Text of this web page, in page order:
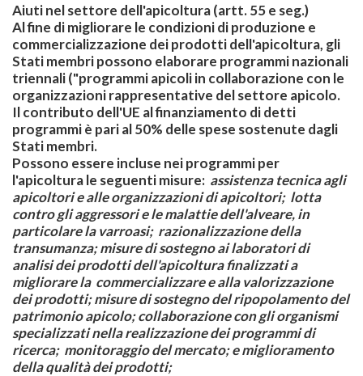
Aiuti nel settore dell'apicoltura(artt. 55 e seg.)
Al fine di migliorare le condizioni di produzione e
commercializzazione dei prodotti dell'apicoltura, gli
Stati membri possono elaborare programmi nazionali
triennali ("programmi apicoli in collaborazione con le
organizzazioni rappresentative del settore apicolo.
Il contributo dell'UE al finanziamento di detti
programmi è pari al 50% delle spese sostenute dagli
Stati membri.
Possono essere incluse nei programmi per
l'apicoltura le seguenti misure: assistenza tecnica agli
apicoltori e alle organizzazioni di apicoltori; lotta
contro gli aggressori e le malattie dell'alveare, in
particolare la varroasi; razionalizzazione della
transumanza; misure di sostegno ai laboratori di
analisi dei prodotti dell'apicoltura finalizzati a
migliorare la commercializzare e alla valorizzazione
dei prodotti; misure di sostegno del ripopolamento del
patrimonio apicolo; collaborazione con gli organismi
specializzati nella realizzazione dei programmi di
ricerca; monitoraggio del mercato; e miglioramento
della qualità dei prodotti;